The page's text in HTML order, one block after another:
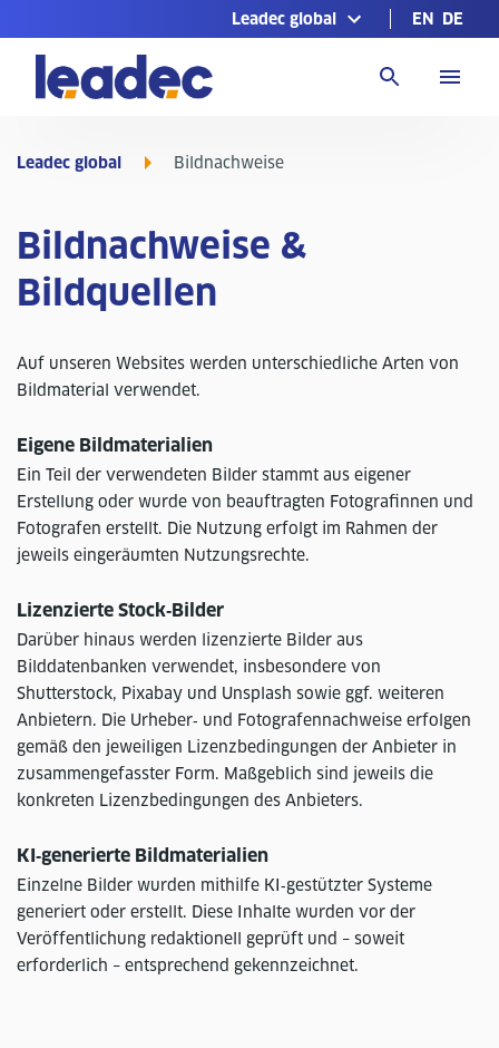
Leadec global EN DE
Zur
Homepage
Leadec global Bildnachweise
Bildnachweise &
Bildquellen
Auf unseren Websites werden unterschiedliche Arten von
Bildmaterial verwendet.
Eigene Bildmaterialien
Ein Teil der verwendeten Bilder stammt aus eigener
Erstellung oder wurde von beauftragten Fotografinnen und
Fotografen erstellt. Die Nutzung erfolgt im Rahmen der
jeweils eingeräumten Nutzungsrechte.
Lizenzierte Stock‑Bilder
Darüber hinaus werden lizenzierte Bilder aus
Bilddatenbanken verwendet, insbesondere von
Shutterstock, Pixabay und Unsplash sowie ggf. weiteren
Anbietern. Die Urheber‑ und Fotografennachweise erfolgen
gemäß den jeweiligen Lizenzbedingungen der Anbieter in
zusammengefasster Form. Maßgeblich sind jeweils die
konkreten Lizenzbedingungen des Anbieters.
KI‑generierte Bildmaterialien
Einzelne Bilder wurden mithilfe KI‑gestützter Systeme
generiert oder erstellt. Diese Inhalte wurden vor der
Veröffentlichung redaktionell geprüft und – soweit
erforderlich – entsprechend gekennzeichnet.